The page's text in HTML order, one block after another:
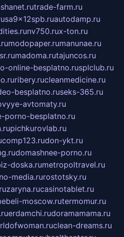
trade-farm.ru
autodamp.ru
nv750.rux-ton.ru
modopaper.rumanunae.ru
madoma.rutajuncos.ru
online-besplatno.rusplclub.ru
ribery.rucleanmedicine.ru
besplatno.ruseks-365.ru
avtomaty.ru
porno-besplatno.ru
pichkurovlab.ru
comp123.rudon-ykt.ru
domashnee-porno.ru
doska.rumetropoltravel.ru
media.rurostotsky.ru
zaryna.rucasinotablet.ru
moscow.rutermomur.ru
erdamchi.rudoramamama.ru
clean-dreams.ru